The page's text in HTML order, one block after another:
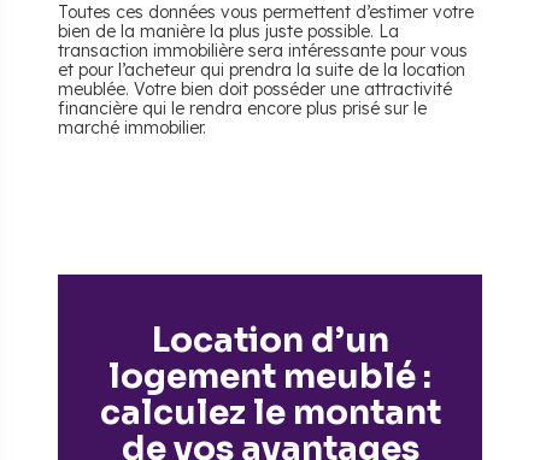
Toutes ces données vous permettent d’estimer votre
bien de la manière la plus juste possible. La
transaction immobilière sera intéressante pour vous
et pour l’acheteur qui prendra la suite de la location
meublée. Votre bien doit posséder une attractivité
financière qui le rendra encore plus prisé sur le
marché immobilier.
Location d’un
logement meublé :
calculez le montant
de vos avantages